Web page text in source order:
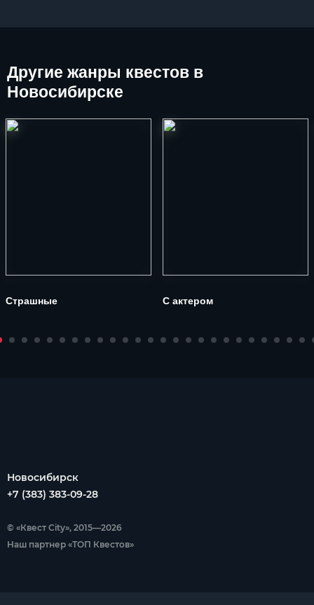
Другие жанры квестов в
Новосибирске
Страшные С актером
Новосибирск
+7 (383) 383-09-28
© «Квест City», 2015—2026
Наш партнер «ТОП Квестов»